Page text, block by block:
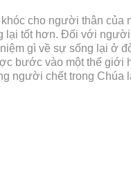
cho người thân của
tốt hơn. Đối với
gì về sự sống lại ở
bước vào một thế
người chết trong Chúa